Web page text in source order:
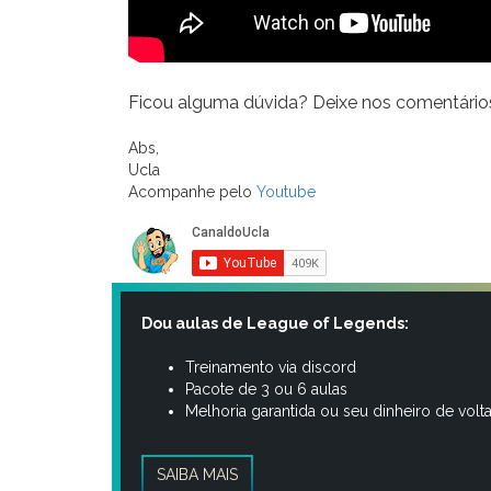
Ficou alguma dúvida? Deixe nos
Abs,
Ucla
Acompanhe pelo Youtube
Dou aulas de League of Legends:
Treinamento via discord
Pacote de 3 ou 6 aulas
Melhoria garantida ou seu dinheiro de volta
SAIBA MAIS